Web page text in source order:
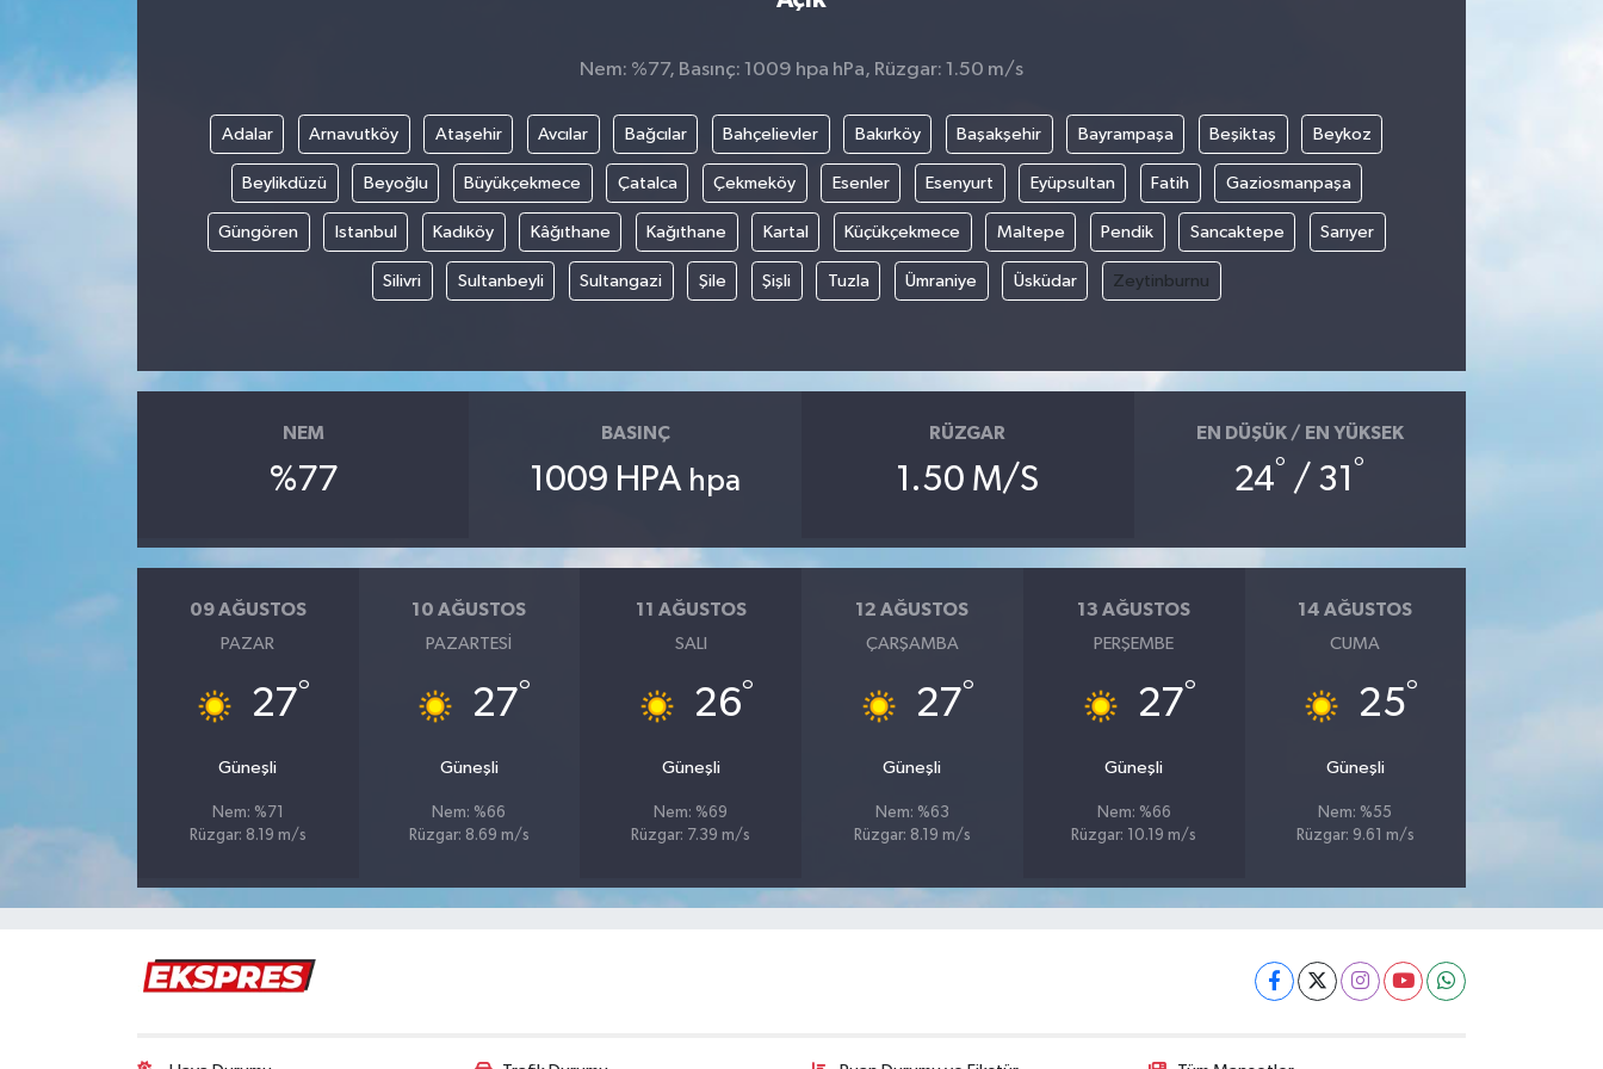
Nem: %77, Basınç: 1009 hpa hPa, Rüzgar: 1.50 m/s
Adalar Arnavutköy Ataşehir Avcılar Bağcılar Bahçelievler Bakırköy Başakşehir Bayrampaşa Beşiktaş Beykoz
Beylikdüzü Beyoğlu Büyükçekmece Çatalca Çekmeköy Esenler Esenyurt Eyüpsultan Fatih Gaziosmanpaşa
Güngören Istanbul Kadıköy Kâğıthane Kağıthane Kartal Küçükçekmece Maltepe Pendik Sancaktepe Sarıyer
Silivri Sultanbeyli Sultangazi Şile Şişli Tuzla Ümraniye Üsküdar Zeytinburnu
NEM
%77
BASINÇ
1009 HPA hpa
RÜZGAR
1.50 M/S
EN DÜŞÜK / EN YÜKSEK
24° / 31 °
09 AĞUSTOS
PAZAR
27°
Güneşli
Nem: %71
Rüzgar: 8.19 m/s
10 AĞUSTOS
PAZARTESI
27°
Güneşli
Nem: %66
Rüzgar: 8.69 m/s
11 AĞUSTOS
SALI
26°
Güneşli
Nem: %69
Rüzgar: 7.39 m/s
12 AĞUSTOS
ÇARŞAMBA
27°
Güneşli
Nem: %63
Rüzgar: 8.19 m/s
13 AĞUSTOS
PERŞEMBE
27°
Güneşli
Nem: %66
Rüzgar: 10.19 m/s
14 AĞUSTOS
CUMA
25°
Güneşli
Nem: %55
Rüzgar: 9.61 m/s
Eğitim
Magazin
Otomobil